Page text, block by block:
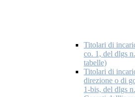
Titolari di
co. 1, del dlgs
tabelle)
Titolari di
direzione o di
1-bis, del dlgs